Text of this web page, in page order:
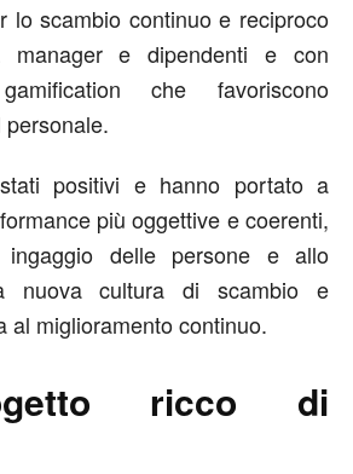
lo scambio continuo e reciproco
manager e dipendenti e con
che favoriscono
personale.
positivi e hanno portato a
più oggettive e coerenti,
delle persone e allo
nuova cultura di scambio e
al miglioramento continuo.
ricco di